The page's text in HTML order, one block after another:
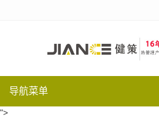
导航菜单
">